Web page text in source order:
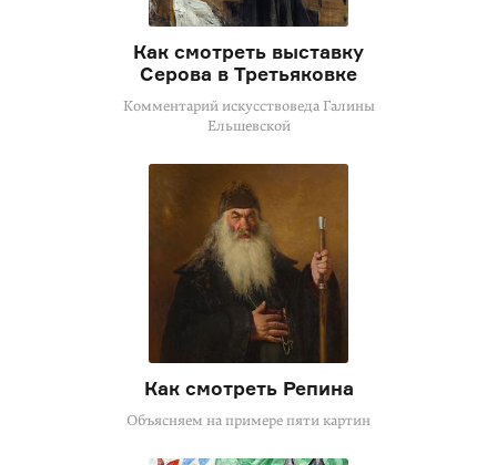
Как смотреть выставку
Серова в Третьяковке
Комментарий искусствоведа Галины
Ельшевской
Как смотреть Репина
Объясняем на примере пяти картин